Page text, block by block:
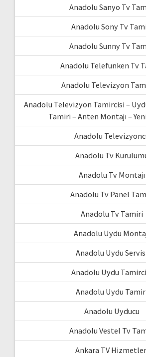
Anadolu Sanyo Tv
Anadolu Sony Tv
Anadolu Sunny Tv
Anadolu Telefunken Tv
Anadolu Televizyon
Anadolu Televizyon Tamircisi –
Tamiri – Anten Montajı –
Anadolu
Anadolu Tv
Anadolu Tv Montajı
Anadolu Tv Panel
Anadolu Tv Tamiri
Anadolu Uydu
Anadolu Uydu
Anadolu Uydu
Anadolu Uydu
Anadolu Uyducu
Anadolu Vestel Tv
Ankara TV